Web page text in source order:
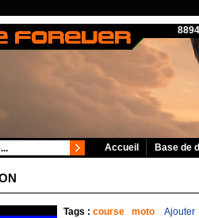
Accueil Base de
Tags : course moto
Ajouter